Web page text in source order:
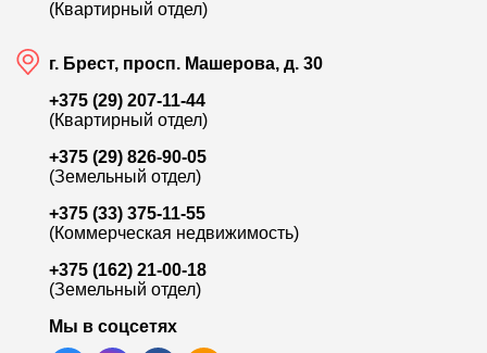
(Квартирный отдел)
г. Брест, просп. Машерова, д. 30
+375 (29) 207-11-44
(Квартирный отдел)
+375 (29) 826-90-05
(Земельный отдел)
+375 (33) 375-11-55
(Коммерческая недвижимость)
+375 (162) 21-00-18
(Земельный отдел)
Мы в соцсетях